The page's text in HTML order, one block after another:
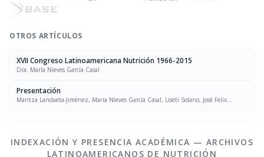
OTROS ARTÍCULOS
XVII Congreso Latinoamericana Nutrición 1966-2015
Dra. María Nieves García Casal
Presentación
Maritza Landaeta-Jiménez, María Nieves García Casal, Liseti Solano, José Felix
INDEXACIÓN Y PRESENCIA ACADÉMICA — ARCHIVOS
LATINOAMERICANOS DE NUTRICIÓN